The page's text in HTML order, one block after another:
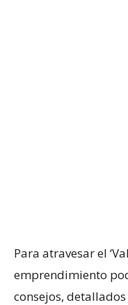
Para atravesar el
emprendimiento
consejos,